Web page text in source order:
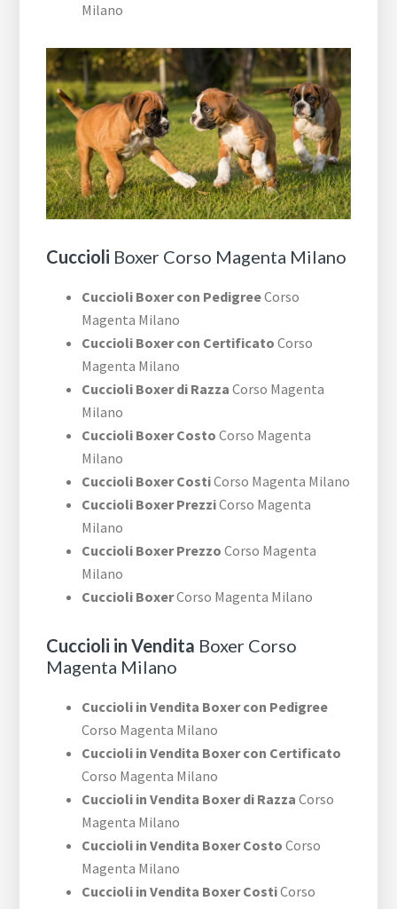
Milano
Cuccioli Boxer Corso Magenta Milano
Cuccioli Boxer con PedigreeCorso
Magenta Milano
Cuccioli Boxer con Certificato Corso
Magenta Milano
Cuccioli Boxer di Razza Corso Magenta
Milano
Cuccioli Boxer Costo Corso Magenta
Milano
Cuccioli Boxer CostiCorso Magenta Milano
Cuccioli Boxer PrezziCorso Magenta
Milano
Cuccioli Boxer Prezzo Corso Magenta
Milano
Cuccioli BoxerCorso Magenta Milano
Cuccioli in Vendita Boxer Corso
Magenta Milano
Cuccioli in Vendita Boxer con Pedigree
Corso Magenta Milano
Cuccioli in Vendita Boxer con Certificato
Corso Magenta Milano
Cuccioli in Vendita Boxer di Razza Corso
Magenta Milano
Cuccioli in Vendita Boxer Costo Corso
Magenta Milano
Cuccioli in Vendita Boxer CostiCorso